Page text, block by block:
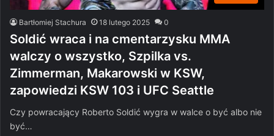
Bartłomiej Stachura 18 lutego 2025 0
Soldić wraca i na cmentarzysku MMA
walczy o wszystko, Szpilka vs.
Zimmerman, Makarowski w KSW,
zapowiedzi KSW 103 i UFC Seattle
Czy powracający Roberto Soldić wygra w walce o być albo nie
być…